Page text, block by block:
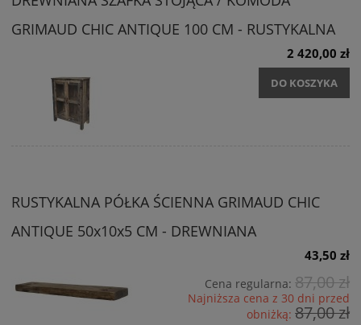
GRIMAUD CHIC ANTIQUE 100 CM - RUSTYKALNA
2 420,00 zł
DO KOSZYKA
RUSTYKALNA PÓŁKA ŚCIENNA GRIMAUD CHIC
ANTIQUE 50x10x5 CM - DREWNIANA
43,50 zł
Cena regularna: 87,00 zł
Najniższa cena z 30 dni przed
obniżką: 87,00 zł